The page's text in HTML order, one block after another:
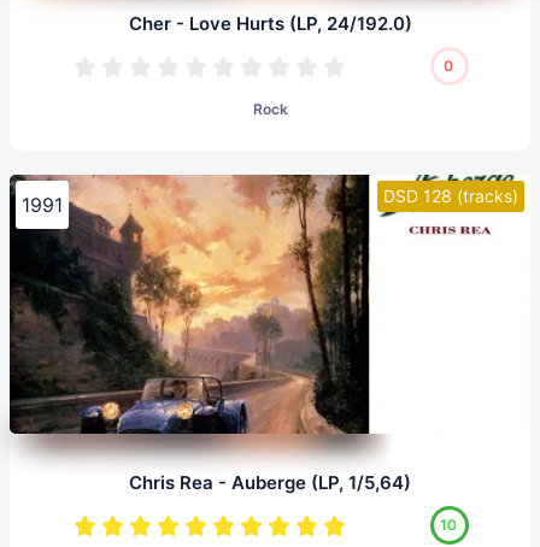
Cher - Love Hurts (LP, 24/192.0)
0
Rock
DSD 128 (tracks)
1991
Chris Rea - Auberge (LP, 1/5,64)
10